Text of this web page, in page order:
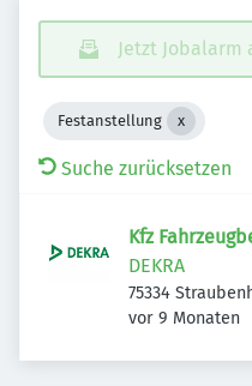
Jetzt Jobalarm
Festanstellung
Suche zurücksetzen
Kfz
DEKRA
75334
Deutschland
Veröffentlicht:
vor 9 Monaten